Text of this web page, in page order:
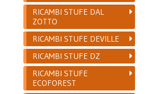
RICAMBI STUFE DAL
ZOTTO
RICAMBI STUFE DEVILLE
RICAMBI STUFE DZ
RICAMBI STUFE
ECOFOREST